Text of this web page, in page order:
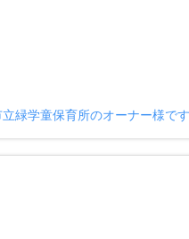
緑学童保育所のオーナー様で